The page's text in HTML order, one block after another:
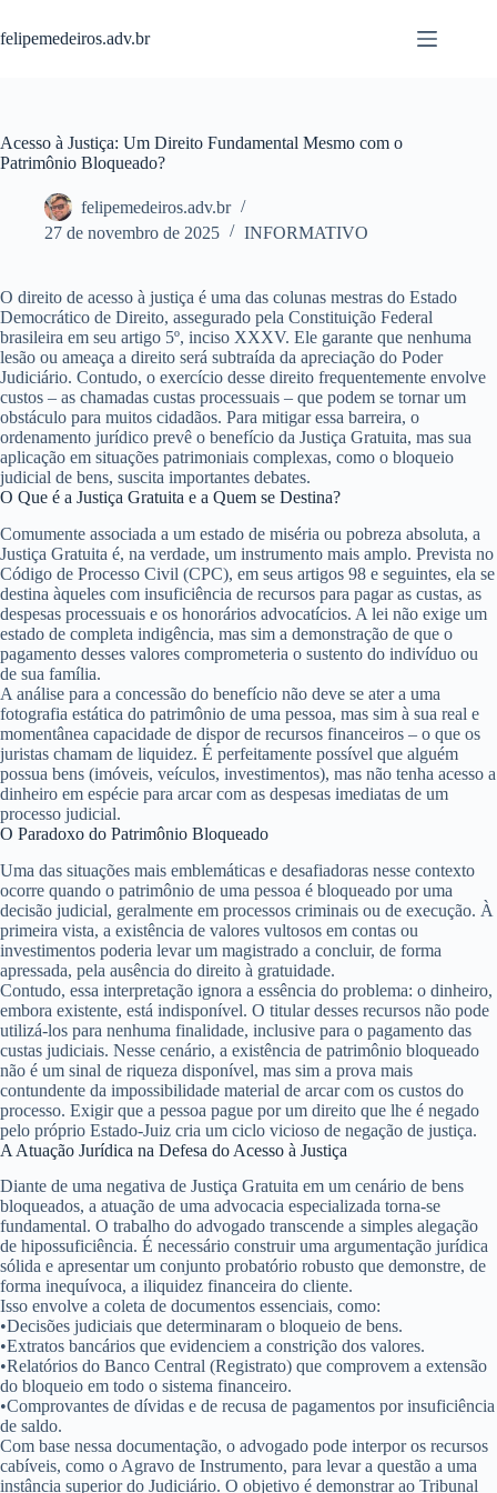
para
o
felipemedeiros.adv.br
Acesso à Justiça: Um Direito Fundamental Mesmo com o
Patrimônio Bloqueado?
felipemedeiros.adv.br
27 de novembro de 2025
INFORMATIVO
O direito de acesso à justiça é uma das colunas mestras do Estado
Democrático de Direito, assegurado pela Constituição Federal
brasileira em seu artigo 5º, inciso XXXV. Ele garante que nenhuma
lesão ou ameaça a direito será subtraída da apreciação do Poder
Judiciário. Contudo, o exercício desse direito frequentemente envolve
custos – as chamadas custas processuais – que podem se tornar um
obstáculo para muitos cidadãos. Para mitigar essa barreira, o
ordenamento jurídico prevê o benefício da Justiça Gratuita, mas sua
aplicação em situações patrimoniais complexas, como o bloqueio
judicial de bens, suscita importantes debates.
O Que é a Justiça Gratuita e a Quem se Destina?
Comumente associada a um estado de miséria ou pobreza absoluta, a
Justiça Gratuita é, na verdade, um instrumento mais amplo. Prevista no
Código de Processo Civil (CPC), em seus artigos 98 e seguintes, ela se
destina àqueles com insuficiência de recursos para pagar as custas, as
despesas processuais e os honorários advocatícios. A lei não exige um
estado de completa indigência, mas sim a demonstração de que o
pagamento desses valores comprometeria o sustento do indivíduo ou
de sua família.
A análise para a concessão do benefício não deve se ater a uma
fotografia estática do patrimônio de uma pessoa, mas sim à sua real e
momentânea capacidade de dispor de recursos financeiros – o que os
juristas chamam de liquidez. É perfeitamente possível que alguém
possua bens (imóveis, veículos, investimentos), mas não tenha acesso a
dinheiro em espécie para arcar com as despesas imediatas de um
processo judicial.
O Paradoxo do Patrimônio Bloqueado
Uma das situações mais emblemáticas e desafiadoras nesse contexto
ocorre quando o patrimônio de uma pessoa é bloqueado por uma
decisão judicial, geralmente em processos criminais ou de execução. À
primeira vista, a existência de valores vultosos em contas ou
investimentos poderia levar um magistrado a concluir, de forma
apressada, pela ausência do direito à gratuidade.
Contudo, essa interpretação ignora a essência do problema: o dinheiro,
embora existente, está indisponível. O titular desses recursos não pode
utilizá-los para nenhuma finalidade, inclusive para o pagamento das
custas judiciais. Nesse cenário, a existência de patrimônio bloqueado
não é um sinal de riqueza disponível, mas sim a prova mais
contundente da impossibilidade material de arcar com os custos do
processo. Exigir que a pessoa pague por um direito que lhe é negado
pelo próprio Estado-Juiz cria um ciclo vicioso de negação de justiça.
A Atuação Jurídica na Defesa do Acesso à Justiça
Diante de uma negativa de Justiça Gratuita em um cenário de bens
bloqueados, a atuação de uma advocacia especializada torna-se
fundamental. O trabalho do advogado transcende a simples alegação
de hipossuficiência. É necessário construir uma argumentação jurídica
sólida e apresentar um conjunto probatório robusto que demonstre, de
forma inequívoca, a iliquidez financeira do cliente.
Isso envolve a coleta de documentos essenciais, como:
•Decisões judiciais que determinaram o bloqueio de bens.
•Extratos bancários que evidenciem a constrição dos valores.
•Relatórios do Banco Central (Registrato) que comprovem a extensão
do bloqueio em todo o sistema financeiro.
•Comprovantes de dívidas e de recusa de pagamentos por insuficiência
de saldo.
Com base nessa documentação, o advogado pode interpor os recursos
cabíveis, como o Agravo de Instrumento, para levar a questão a uma
instância superior do Judiciário. O objetivo é demonstrar ao Tribunal